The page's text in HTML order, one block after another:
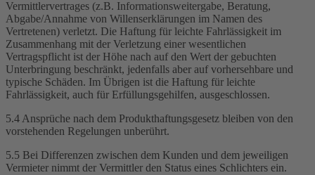
Vermittlervertrages (z.B. Informationsweitergabe, Beratung,
Abgabe/Annahme von Willenserklärungen im Namen des
Vertretenen) verletzt. Die Haftung für leichte Fahrlässigkeit im
Zusammenhang mit der Verletzung einer wesentlichen
Vertragspflicht ist der Höhe nach auf den Wert der gebuchten
Unterbringung beschränkt, jedenfalls aber auf vorhersehbare und
typische Schäden. Im Übrigen ist die Haftung für leichte
Fahrlässigkeit, auch für Erfüllungsgehilfen, ausgeschlossen.
5.4 Ansprüche nach dem Produkthaftungsgesetz bleiben von den
vorstehenden Regelungen unberührt.
5.5 Bei Differenzen zwischen dem Kunden und dem jeweiligen
Vermieter nimmt der Vermittler den Status eines Schlichters ein.